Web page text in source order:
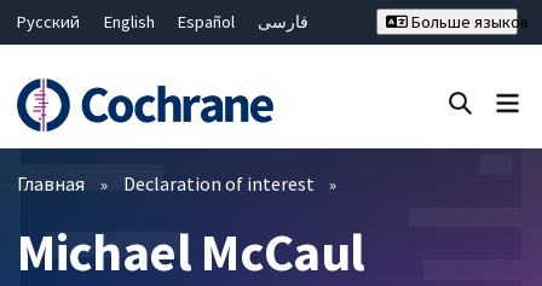
Русский English Español
فارسی
Bahasa Malaysia
ไทย
繁體中文
简体中文
Больше языков
Фильтры
Главная Declaration of interest
Michael McCaul